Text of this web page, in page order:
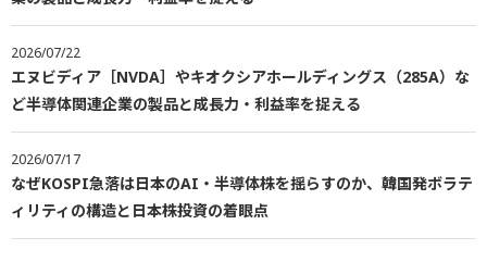
2026/07/22
エヌビディア［NVDA］やキオクシアホールディングス（285A）な
ど半導体関連企業の製品と成長力・利益率を捉える
2026/07/17
なぜKOSPI急落は日本のAI・半導体株を揺らすのか、韓国発ボラテ
ィリティの構造と日本株投資の着眼点